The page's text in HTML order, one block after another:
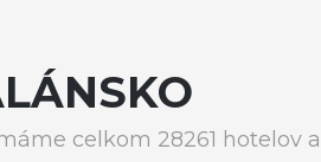
celkom 28261 hotelov